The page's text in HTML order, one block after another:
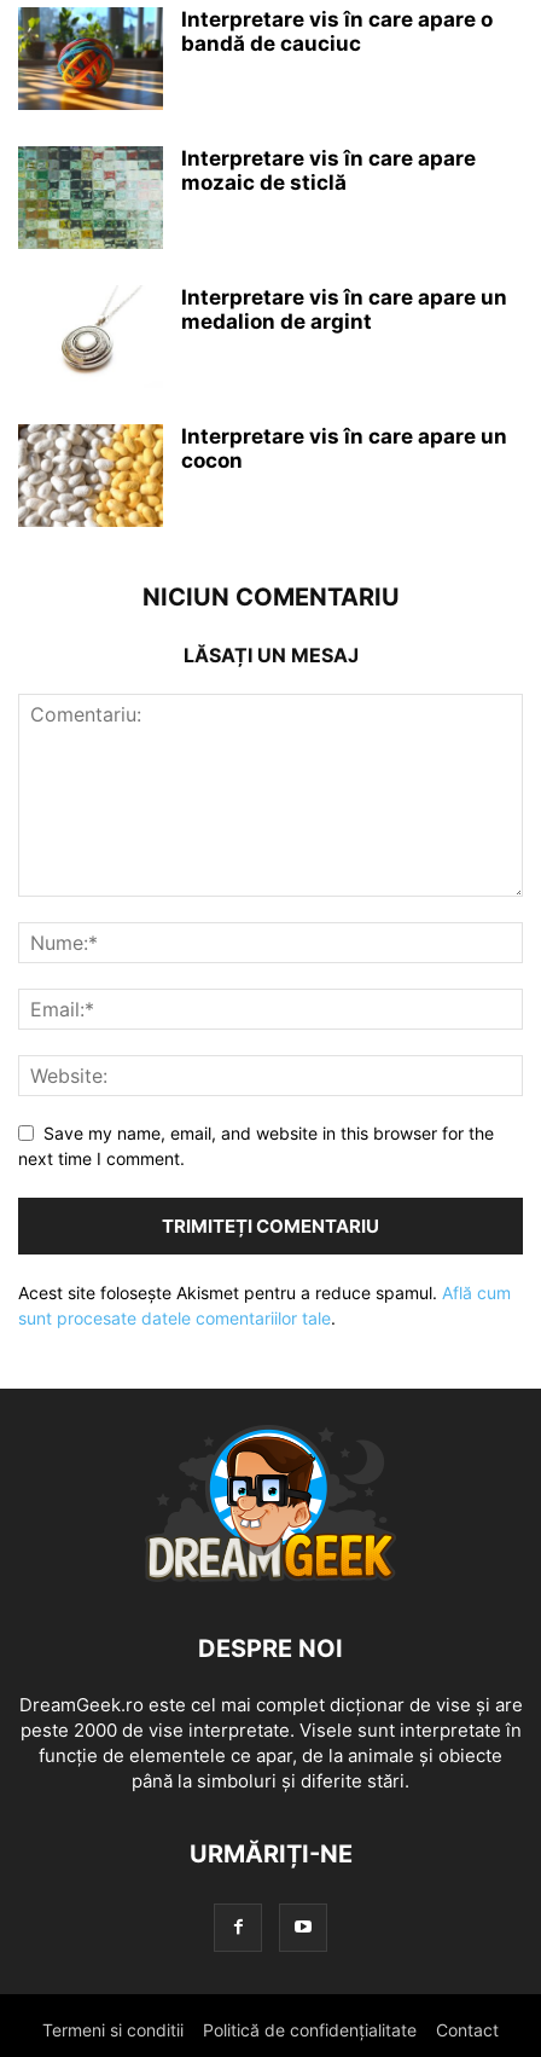
Interpretare vis în care apare o
bandă de cauciuc
Interpretare vis în care apare
mozaic de sticlă
Interpretare vis în care apare un
medalion de argint
Interpretare vis în care apare un
cocon
NICIUN COMENTARIU
LĂSAȚI UN MESAJ
Save my name, email, and website in this browser for the
next time I comment.
Acest site folosește Akismet pentru a reduce spamul. Află cum
sunt procesate datele comentariilor tale.
DESPRE NOI
DreamGeek.ro este cel mai complet dicționar de vise și are
peste 2000 de vise interpretate. Visele sunt interpretate în
funcție de elementele ce apar, de la animale și obiecte
până la simboluri și diferite stări.
URMĂRIȚI-NE
Termeni si conditii Politică de confidențialitate Contact